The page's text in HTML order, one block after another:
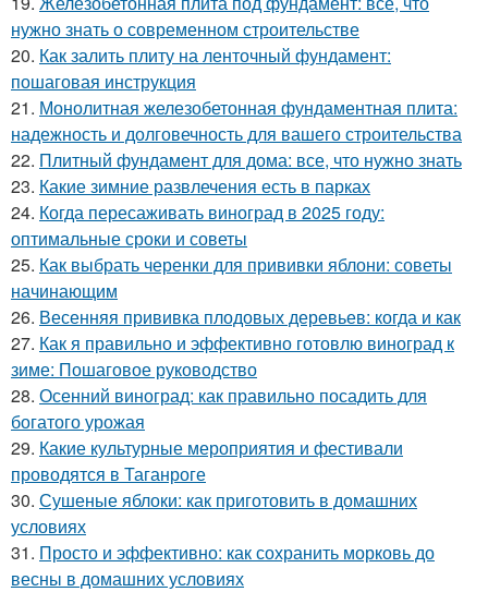
нужно знать о современном строительстве
20. Как залить плиту на ленточный фундамент:
пошаговая инструкция
21. Монолитная железобетонная фундаментная плита:
надежность и долговечность для вашего строительства
22. Плитный фундамент для дома: все, что нужно знать
23. Какие зимние развлечения есть в парках
24. Когда пересаживать виноград в 2025 году:
оптимальные сроки и советы
25. Как выбрать черенки для прививки яблони: советы
начинающим
26. Весенняя прививка плодовых деревьев: когда и как
27. Как я правильно и эффективно готовлю виноград к
зиме: Пошаговое руководство
28. Осенний виноград: как правильно посадить для
богатого урожая
29. Какие культурные мероприятия и фестивали
проводятся в Таганроге
30. Сушеные яблоки: как приготовить в домашних
условиях
31. Просто и эффективно: как сохранить морковь до
весны в домашних условиях